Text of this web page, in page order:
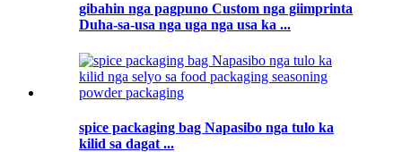
gibahin nga pagpuno Custom nga giimprinta
Duha-sa-usa nga uga nga usa ka ...
spice packaging bag Napasibo nga tulo ka
kilid sa dagat ...